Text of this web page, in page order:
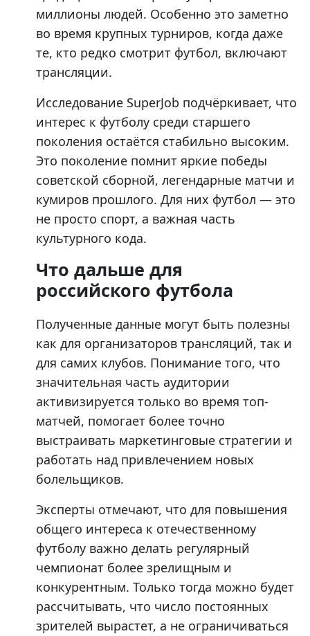
миллионы людей. Особенно это заметно
во время крупных турниров, когда даже
те, кто редко смотрит футбол, включают
трансляции.
Исследование SuperJob подчёркивает, что
интерес к футболу среди старшего
поколения остаётся стабильно высоким.
Это поколение помнит яркие победы
советской сборной, легендарные матчи и
кумиров прошлого. Для них футбол — это
не просто спорт, а важная часть
культурного кода.
Что дальше для
российского футбола
Полученные данные могут быть полезны
как для организаторов трансляций, так и
для самих клубов. Понимание того, что
значительная часть аудитории
активизируется только во время топ-
матчей, помогает более точно
выстраивать маркетинговые стратегии и
работать над привлечением новых
болельщиков.
Эксперты отмечают, что для повышения
общего интереса к отечественному
футболу важно делать регулярный
чемпионат более зрелищным и
конкурентным. Только тогда можно будет
рассчитывать, что число постоянных
зрителей вырастет, а не ограничиваться